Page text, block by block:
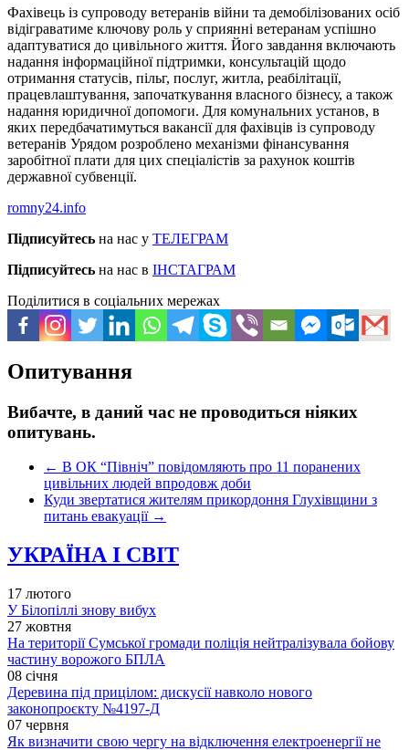
Фахівець із супроводу ветеранів війни та демобілізованих осіб
відіграватиме ключову роль у сприянні ветеранам успішно
адаптуватися до цивільного життя. Його завдання включають
надання інформаційної підтримки, консультацій щодо
отримання статусів, пільг, послуг, житла, реабілітації,
працевлаштування, започаткування власного бізнесу, а також
надання юридичної допомоги. Для комунальних установ, в
яких передбачатимуться вакансії для фахівців із супроводу
ветеранів Урядом розроблено механізми фінансування
заробітної плати для цих спеціалістів за рахунок коштів
державної субвенції.
romny24.info
Підписуйтесь на нас у ТЕЛЕГРАМ
Підписуйтесь на нас в ІНСТАГРАМ
Поділитися в соціальних мережах
Опитування
Вибачте, в даний час не проводиться ніяких
опитувань.
← В ОК “Північ” повідомляють про 11 поранених
цивільних людей впродовж доби
Куди звертатися жителям прикордоння Глухівщини з
питань евакуації →
УКРАЇНА І СВІТ
17 лютого
У Білопіллі знову вибух
27 жовтня
На території Сумської громади поліція нейтралізувала бойову
частину ворожого БПЛА
08 січня
Деревина під прицілом: дискусії навколо нового
законопроєкту №4197-Д
07 червня
Як визначити свою чергу на відключення електроенергії не